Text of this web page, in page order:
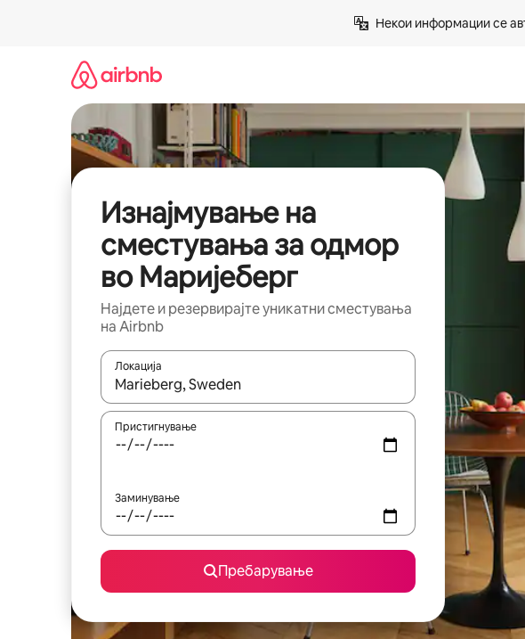
Некои информации се
Изнајмување на
сместувања за одмор
во Маријеберг
Најдете и резервирајте уникатни сместувања
на Airbnb
Локација
Кога резултатите се достапни, движете се со копчињата со
Пристигнување
Заминување
Пребарување